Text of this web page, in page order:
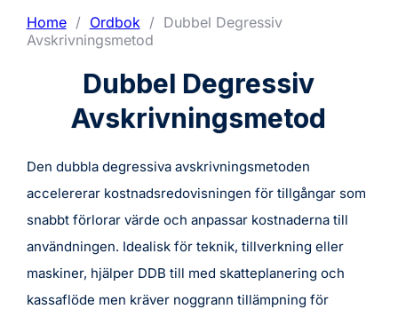
Home/ Ordbok/ Dubbel Degressiv
Avskrivningsmetod
Dubbel Degressiv
Avskrivningsmetod
Den dubbla degressiva avskrivningsmetoden
accelererar kostnadsredovisningen för tillgångar som
snabbt förlorar värde och anpassar kostnaderna till
användningen. Idealisk för teknik, tillverkning eller
maskiner, hjälper DDB till med skatteplanering och
kassaflöde men kräver noggrann tillämpning för